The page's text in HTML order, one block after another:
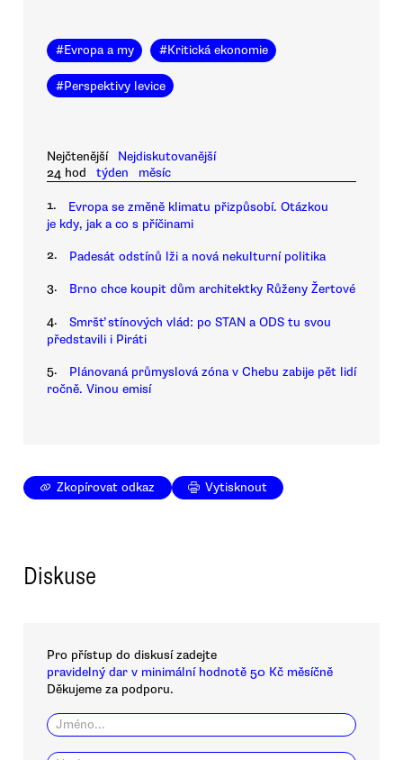
#Evropa a my #Kritická ekonomie
#Perspektivy levice
Nejčtenější
Nejdiskutovanější
24 hod
týden měsíc
1.
Evropa se změně klimatu přizpůsobí. Otázkou
je kdy, jak a co s příčinami
2. Padesát odstínů lži a nová nekulturní politika
3. Brno chce koupit dům architektky Růženy Žertové
4.
Smršť stínových vlád: po STAN a ODS tu svou
představili i Piráti
5.
Plánovaná průmyslová zóna v Chebu zabije pět lidí
ročně. Vinou emisí
Zkopírovat odkaz Vytisknout
Diskuse
Pro přístup do diskusí zadejte
pravidelný dar v minimální hodnotě 50 Kč měsíčně
Děkujeme za podporu.